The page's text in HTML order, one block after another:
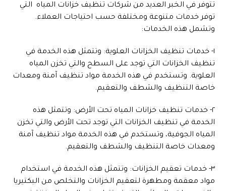
تتوفر في الخبر العديد من شركات تنظيفخزانات المياه التي
توفر خدمات متنوعة ومختلفة حسب احتياجات العملاء.
وتشمل هذه الخدمات:
١- خدمات تنظيف الخزانات العلوية: وتتمثل هذه الخدمة في
تنظيف الخزانات التي توجد على السطح والتي تخزن المياه
العلوية. وتستخدم في هذه الخدمة مواد تنظيف آمنة ومعدات
خاصة التنظيف والشطف والتعقيم.
٢- خدمات تنظيف خزانات المياه تحت الأرض: وتتمثل هذه
الخدمة في تنظيف الخزانات التي توجد تحت الأرض والتي تخزن
المياه الجوفية، وتستخدم في هذه الخدمة مواد تنظيف آمنة
ومعدات خاصة التنظيف والشطف والتعقيم.
٣- خدمات تعقيم الخزانات: وتتمثل هذه الخدمة في استخدام
مواد معقمة ومطهرة لتعقيم الخزانات والتخلص من البكتيريا